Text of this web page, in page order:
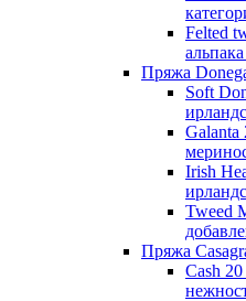
Felted
Пряжа
Soft
Galanta
Irish
Tweed
Пряжа
Cash